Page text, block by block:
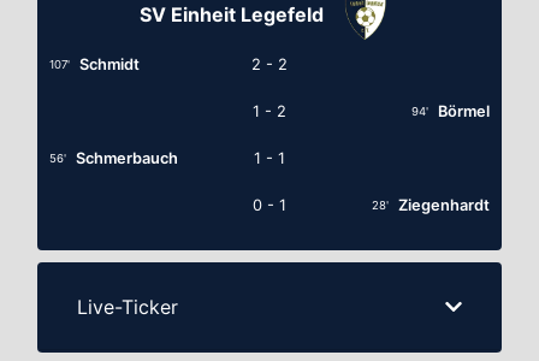
SV Einheit Legefeld
107' Schmidt 2 - 2
1 - 2 94' Börmel
56' Schmerbauch 1 - 1
0 - 1 28' Ziegenhardt
Live-Ticker